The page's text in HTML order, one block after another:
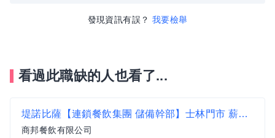
發現資訊有誤？ 我要檢舉
看過此職缺的人也看了...
堤諾比薩【連鎖餐飲集團 儲備幹部】士林門市 薪資33K到40K 供員餐
商邦餐飲有限公司